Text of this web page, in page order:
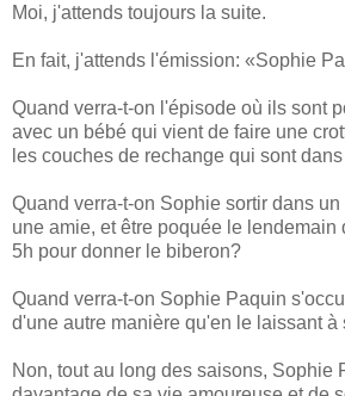
Moi, j'attends toujours la suite.
En fait, j'attends l'émission: «Sophie
Quand verra-t-on l'épisode où ils sont
avec un bébé qui vient de faire une
les couches de rechange qui sont
Quand verra-t-on Sophie sortir dans
une amie, et être poquée le lendemain
5h pour donner le biberon?
Quand verra-t-on Sophie Paquin
d'une autre manière qu'en le laissant à
Non, tout au long des saisons, Sophie